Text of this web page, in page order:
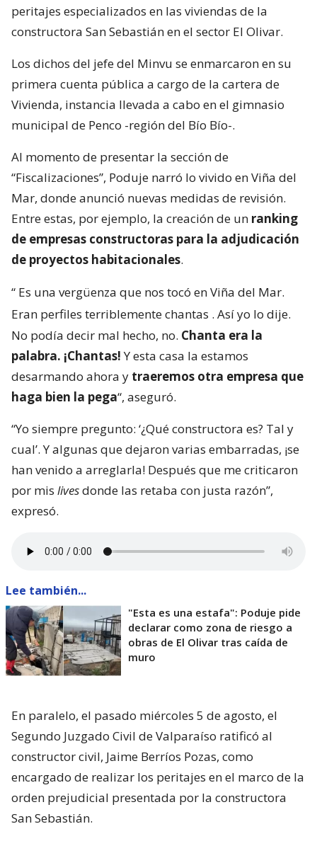
peritajes especializados en las viviendas de la
constructora San Sebastián en el sector El Olivar.
Los dichos del jefe del Minvu se enmarcaron en su
primera cuenta pública a cargo de la cartera de
Vivienda, instancia llevada a cabo en el gimnasio
municipal de Penco -región del Bío Bío-.
Al momento de presentar la sección de
“Fiscalizaciones”, Poduje narró lo vivido en Viña del
Mar, donde anunció nuevas medidas de revisión.
Entre estas, por ejemplo, la creación de un ranking
de empresas constructoras para la adjudicación
de proyectos habitacionales.
“ Es una vergüenza que nos tocó en Viña del Mar.
Eran perfiles terriblemente chantas . Así yo lo dije.
No podía decir mal hecho, no. Chanta era la
palabra. ¡Chantas!Y esta casa la estamos
desarmando ahora y traeremos otra empresa que
haga bien la pega“, aseguró.
“Yo siempre pregunto: ‘¿Qué constructora es? Tal y
cual’. Y algunas que dejaron varias embarradas, ¡se
han venido a arreglarla! Después que me criticaron
por mis livesdonde las retaba con justa razón”,
expresó.
Lee también...
"Esta es una estafa": Poduje pide
declarar como zona de riesgo a
obras de El Olivar tras caída de
muro
En paralelo, el pasado miércoles 5 de agosto, el
Segundo Juzgado Civil de Valparaíso ratificó al
constructor civil, Jaime Berríos Pozas, como
encargado de realizar los peritajes en el marco de la
orden prejudicial presentada por la constructora
San Sebastián.